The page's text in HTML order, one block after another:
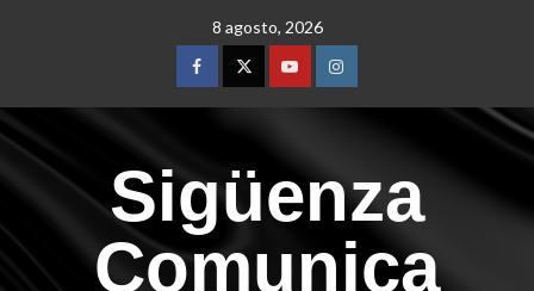
8 agosto, 2026
Sigüenza
Comunica